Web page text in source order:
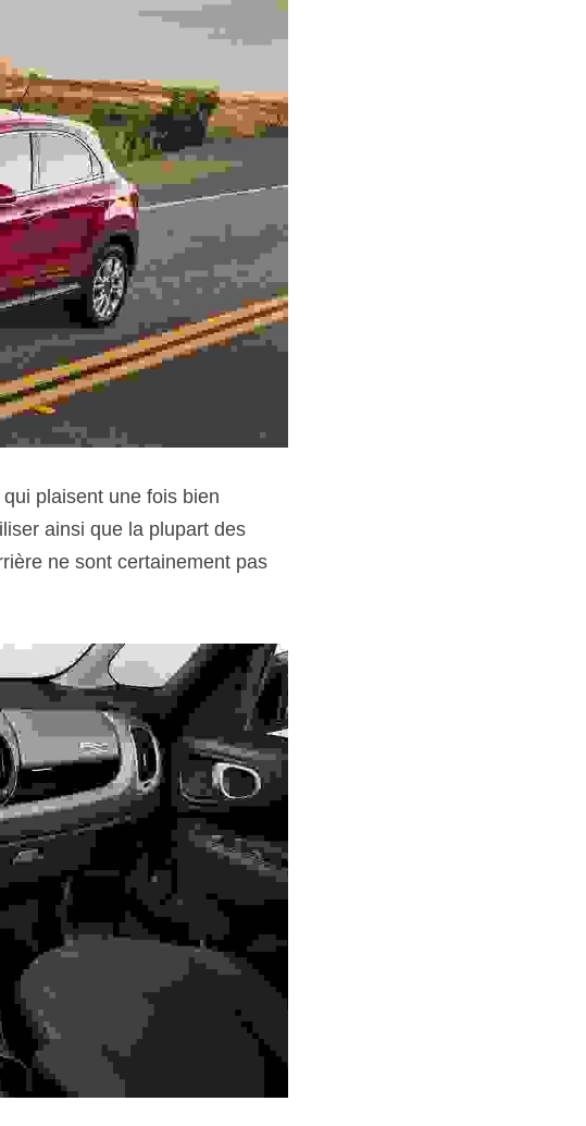
plaisent une fois bien
ainsi que la plupart des
ne sont certainement pas